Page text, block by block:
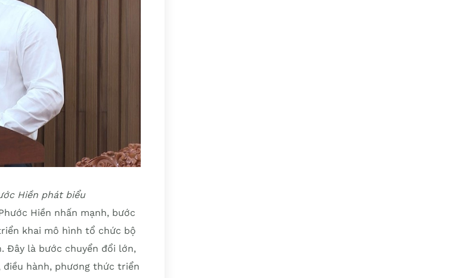
Hiền phát biểu
Hiền nhấn mạnh, bước
khai mô hình tổ chức bộ
Đây là bước chuyển đổi lớn,
hành, phương thức triển